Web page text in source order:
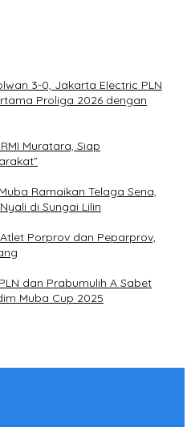
3-0, Jakarta Electric PLN
Proliga 2026 dengan
Muratara, Siap
Ramaikan Telaga Sena,
di Sungai Lilin
Porprov dan Peparprov,
dan Prabumulih A Sabet
Muba Cup 2025